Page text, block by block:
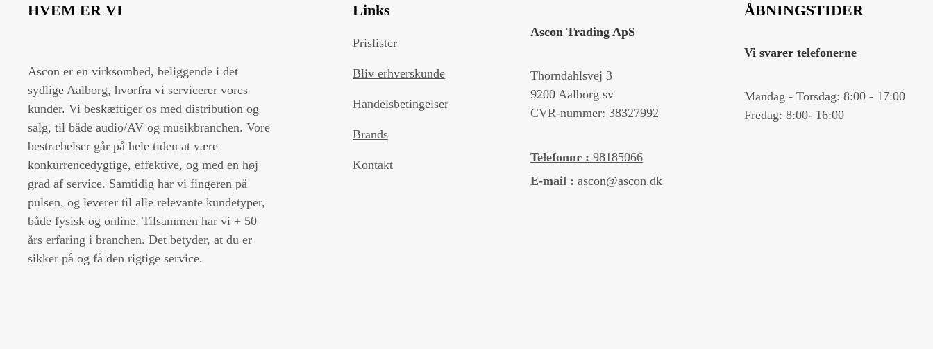
HVEM ER VI
Ascon er en virksomhed, beliggende i det
sydlige Aalborg, hvorfra vi servicerer vores
kunder. Vi beskæftiger os med distribution og
salg, til både audio/AV og musikbranchen. Vore
bestræbelser går på hele tiden at være
konkurrencedygtige, effektive, og med en høj
grad af service. Samtidig har vi fingeren på
pulsen, og leverer til alle relevante kundetyper,
både fysisk og online. Tilsammen har vi + 50
års erfaring i branchen. Det betyder, at du er
sikker på og få den rigtige service.
Links
Prislister
Bliv erhverskunde
Handelsbetingelser
Brands
Kontakt
Ascon Trading ApS
Thorndahlsvej 3
9200 Aalborg sv
CVR-nummer: 38327992
Telefonnr : 98185066
E-mail : ascon@ascon.dk
ÅBNINGSTIDER
Vi svarer telefonerne
Mandag - Torsdag: 8:00 - 17:00
Fredag: 8:00- 16:00